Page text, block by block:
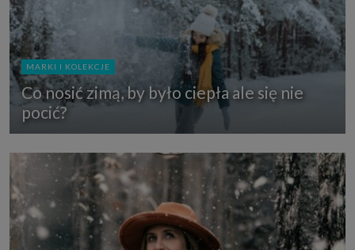
MARKI I KOLEKCJE
Co nosić zimą, by było ciepła ale się nie
pocić?